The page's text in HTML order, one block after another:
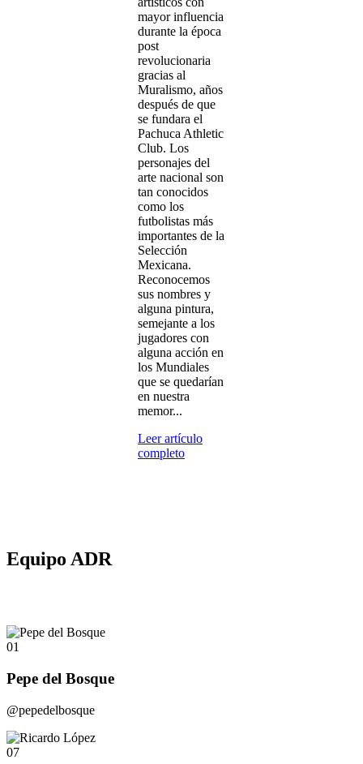
mayor influencia
durante la época
post
revolucionaria
gracias al
Muralismo, años
después de que
se fundara el
Pachuca Athletic
Club. Los
personajes del
arte nacional son
tan conocidos
como los
futbolistas más
importantes de la
Selección
Mexicana.
Reconocemos
sus nombres y
alguna pintura,
semejante a los
jugadores con
alguna acción en
los Mundiales
que se quedarían
en nuestra
memor...
Leer artículo
completo
Equipo ADR
01
Pepe del Bosque
@pepedelbosque
07